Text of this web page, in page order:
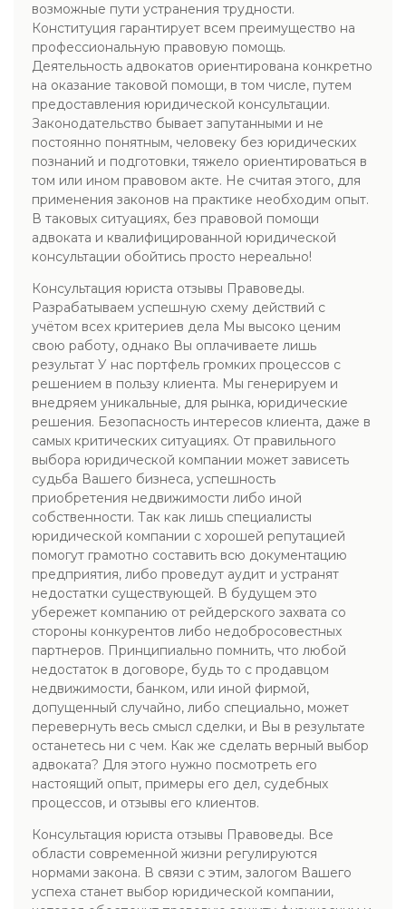
возможные пути устранения трудности.
Конституция гарантирует всем преимущество на
профессиональную правовую помощь.
Деятельность адвокатов ориентирована конкретно
на оказание таковой помощи, в том числе, путем
предоставления юридической консультации.
Законодательство бывает запутанными и не
постоянно понятным, человеку без юридических
познаний и подготовки, тяжело ориентироваться в
том или ином правовом акте. Не считая этого, для
применения законов на практике необходим опыт.
В таковых ситуациях, без правовой помощи
адвоката и квалифицированной юридической
консультации обойтись просто нереально!
Консультация юриста отзывы Правоведы.
Разрабатываем успешную схему действий с
учётом всех критериев дела Мы высоко ценим
свою работу, однако Вы оплачиваете лишь
результат У нас портфель громких процессов с
решением в пользу клиента. Мы генерируем и
внедряем уникальные, для рынка, юридические
решения. Безопасность интересов клиента, даже в
самых критических ситуациях. От правильного
выбора юридической компании может зависеть
судьба Вашего бизнеса, успешность
приобретения недвижимости либо иной
собственности. Так как лишь специалисты
юридической компании с хорошей репутацией
помогут грамотно составить всю документацию
предприятия, либо проведут аудит и устранят
недостатки существующей. В будущем это
убережет компанию от рейдерского захвата со
стороны конкурентов либо недобросовестных
партнеров. Принципиально помнить, что любой
недостаток в договоре, будь то с продавцом
недвижимости, банком, или иной фирмой,
допущенный случайно, либо специально, может
перевернуть весь смысл сделки, и Вы в результате
останетесь ни с чем. Как же сделать верный выбор
адвоката? Для этого нужно посмотреть его
настоящий опыт, примеры его дел, судебных
процессов, и отзывы его клиентов.
Консультация юриста отзывы Правоведы. Все
области современной жизни регулируются
нормами закона. В связи с этим, залогом Вашего
успеха станет выбор юридической компании,